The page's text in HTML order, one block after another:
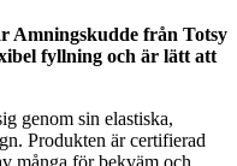
Amningskudde från Totsy
fyllning och är lätt att
genom sin elastiska,
Produkten är certifierad
många för bekväm och